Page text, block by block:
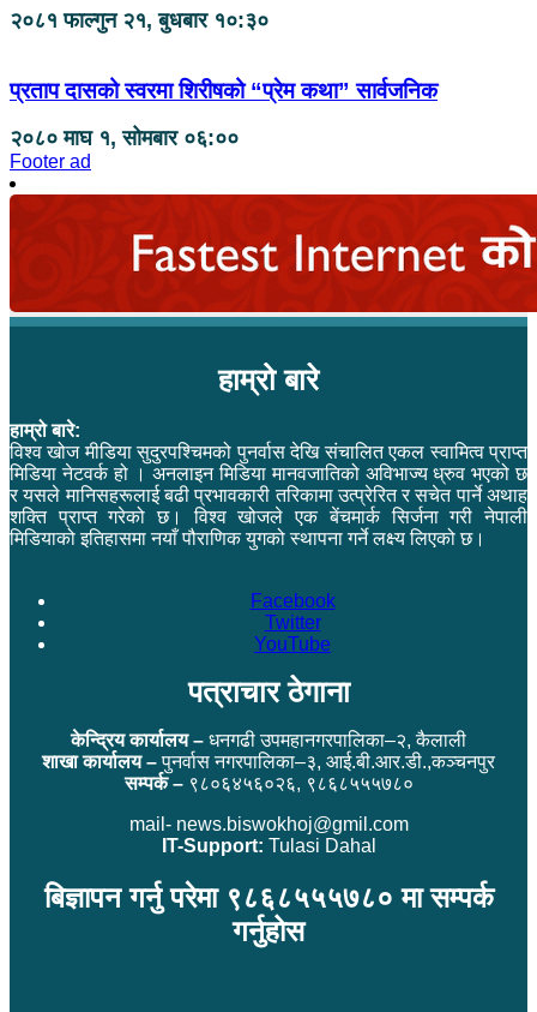
२०८१ फाल्गुन २१, बुधबार १०:३०
प्रताप दासको स्वरमा शिरीषको “प्रेम कथा” सार्वजनिक
२०८० माघ १, सोमबार ०६:००
Footer ad
हाम्रो बारे
हाम्रो बारे:
विश्व खोज मीडिया सुदुरपश्चिमको पुनर्वास देखि संचालित एकल स्वामित्व प्राप्त
मिडिया नेटवर्क हो । अनलाइन मिडिया मानवजातिको अविभाज्य ध्रुव भएको छ
र यसले मानिसहरूलाई बढी प्रभावकारी तरिकामा उत्प्रेरित र सचेत पार्ने अथाह
शक्ति प्राप्त गरेको छ। विश्व खोजले एक बेंचमार्क सिर्जना गरी नेपाली
मिडियाको इतिहासमा नयाँ पौराणिक युगको स्थापना गर्ने लक्ष्य लिएको छ।
Facebook
Twitter
YouTube
पत्राचार ठेगाना
केन्द्रिय कार्यालय – धनगढी उपमहानगरपालिका–२, कैलाली
शाखा कार्यालय –पुनर्वास नगरपालिका–३, आई.बी.आर.डी.,कञ्चनपुर
सम्पर्क –९८०६४५६०२६, ९८६८५५५७८०
mail- news.biswokhoj@gmil.com
IT-Support: Tulasi Dahal
बिज्ञापन गर्नु परेमा ९८६८५५५७८० मा सम्पर्क
गर्नुहोस